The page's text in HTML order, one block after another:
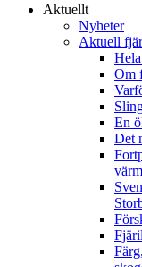
Aktuellt
Nyheter
Aktuell
Om
En
Det